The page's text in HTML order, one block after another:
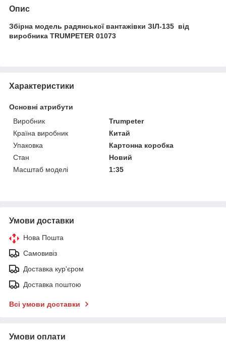
Опис
Збірна модель радянської вантажівки ЗІЛ-135 від
виробника TRUMPETER 01073
Характеристики
Основні атрибути
Виробник
Trumpeter
Країна виробник
Китай
Упаковка
Картонна коробка
Стан
Новий
Масштаб моделі
1:35
Умови доставки
Нова Пошта
Самовивіз
Доставка кур'єром
Доставка поштою
Всі умови доставки
Умови оплати